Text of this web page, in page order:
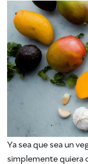
Ya sea que sea un
simplemente quiera